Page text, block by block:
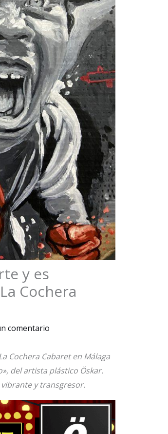
y es
Cochera
comentario
Cochera Cabaret en Málaga
del artista plástico Öskar.
y transgresor.